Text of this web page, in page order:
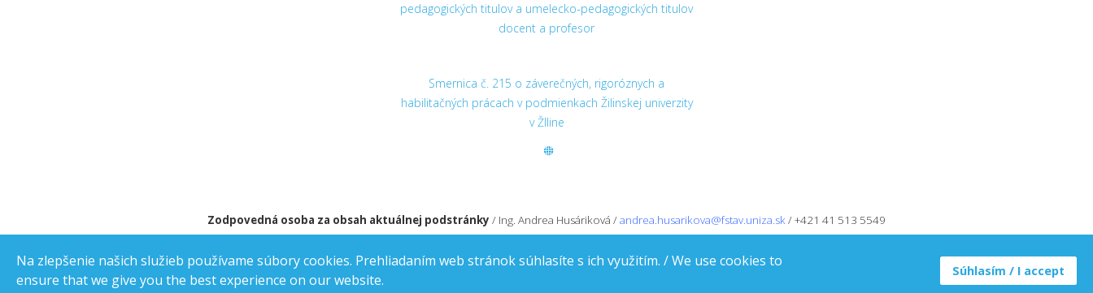
pedagogických titulov a umelecko-pedagogických titulov
docent a profesor
Smernica č. 215 o záverečných, rigoróznych a
habilitačných prácach v podmienkach Žilinskej univerzity
v ŽIline
Zodpovedná osoba za obsah aktuálnej podstránky / Ing. Andrea Husáriková /andrea.husarikova@fstav.uniza.sk/ +421 41 513 5549
Na zlepšenie našich služieb používame súbory cookies. Prehliadaním web stránok súhlasíte s ich využitím. / We use cookies to
ensure that we give you the best experience on our website.
Súhlasím / I accept